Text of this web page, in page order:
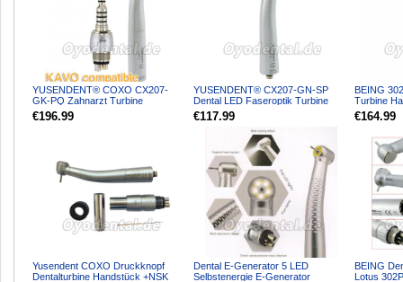
YUSENDENT® COXO CX207-
GK-PQ Zahnarzt Turbine
handstück mit KAVO Roto-
Schnellkupp...
€196.99
YUSENDENT® CX207-GN-SP
Dental LED Faseroptik Turbine
Handstück NSK Kompatibel
€117.99
BEING
Turbine
MULTIflex
€164.99
Yusendent COXO Druckknopf
Dentalturbine Handstück +NSK
Dental E-Generator 5 LED
Selbstenergie E-Generator
BEING
Lotus